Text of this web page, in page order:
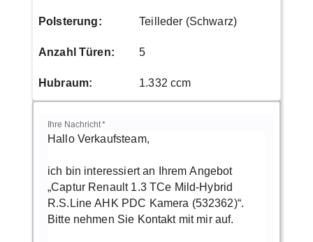
Polsterung: Teilleder (Schwarz)
Anzahl Türen: 5
Hubraum: 1.332 ccm
Ihre Nachricht*